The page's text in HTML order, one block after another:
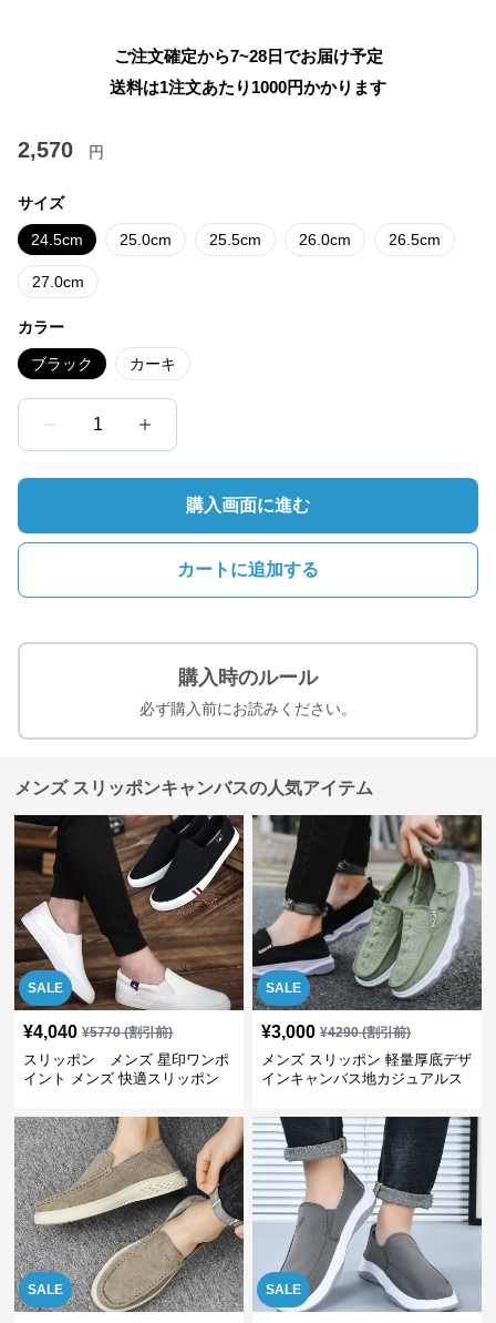
ご注文確定から7~28日でお届け予定
送料は1注文あたり 1000円かかります
2,570 円
サイズ
24.5cm 25.0cm 25.5cm 26.0cm 26.5cm
27.0cm
カラー
ブラック カーキ
1
購入画面に進む
カートに追加する
購入時のルール
必ず購入前にお読みください。
メンズ スリッポンキャンバスの人気アイテム
SALE
¥4,040 ¥5770(割引前)
スリッポン メンズ 星印ワンポ
イント メンズ 快適スリッポン
SALE
¥3,000 ¥4290(割引前)
メンズ スリッポン 軽量厚底デザ
インキャンバス地カジュアルス
SALE SALE